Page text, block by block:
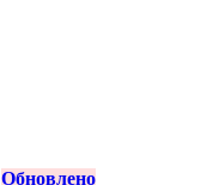
Обновлено